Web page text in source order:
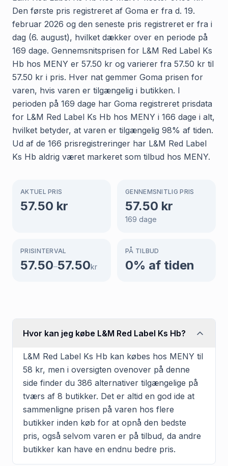
Den første pris registreret af Goma er fra d. 19.
februar 2026 og den seneste pris registreret er fra i
dag (6. august), hvilket dækker over en periode på
169 dage. Gennemsnitsprisen for L&M Red Label Ks
Hb hos MENY er 57.50 kr og varierer fra 57.50 kr til
57.50 kr i pris. Hver nat gemmer Goma prisen for
varen, hvis varen er tilgængelig i butikken. I
perioden på 169 dage har Goma registreret prisdata
for L&M Red Label Ks Hb hos MENY i 166 dage i alt,
hvilket betyder, at varen er tilgængelig 98% af tiden.
Ud af de 166 prisregistreringer har L&M Red Label
Ks Hb aldrig været markeret som tilbud hos MENY.
AKTUEL PRIS
57.50 kr
GENNEMSNITLIG PRIS
57.50 kr
169 dage
PRISINTERVAL
57.50–57.50kr
PÅ TILBUD
0% af tiden
Hvor kan jeg købe L&M Red Label Ks Hb?
L&M Red Label Ks Hb kan købes hos MENY til
58 kr, men i oversigten ovenover på denne
side finder du 386 alternativer tilgængelige på
tværs af 8 butikker. Det er altid en god ide at
sammenligne prisen på varen hos flere
butikker inden køb for at opnå den bedste
pris, også selvom varen er på tilbud, da andre
butikker kan have en endnu bedre pris.